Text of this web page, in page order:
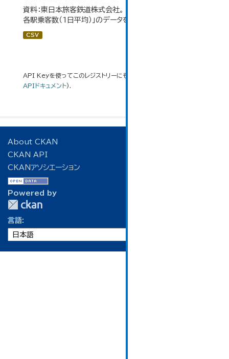
資料：東日本旅客鉄道株式会社。 大仙市の統計「8-2 市内
各駅乗客数（1日平均）」のデータを参照しています。
CSV
API Keyを使ってこのレジストリーにもアクセス可能です
APIドキュメント).
About CKAN
CKAN API
CKANアソシエーション
Powered by
言語